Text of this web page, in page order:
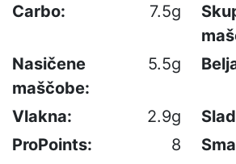
Carbo: 7.5g
Nasičene
maščobe:
5.5g
Vlakna: 2.9g
ProPoints:
8